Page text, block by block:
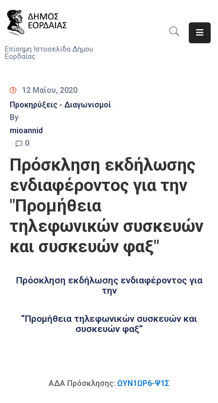
Επίσημη Ιστοσελίδα Δήμου
Εορδαίας
Υπηρεσίες
Του
Δήμου
Προσκλήσεις
Αποφάσεις
Τηλέφωνα
Καιρός
12 Μαΐου, 2020
Προκηρύξεις - Διαγωνισμοί
By
mioannid
0
Πρόσκληση εκδήλωσης
ενδιαφέροντος για την
"Προμήθεια
τηλεφωνικών συσκευών
και συσκευών φαξ"
Πρόσκληση εκδήλωσης ενδιαφέροντος για
την
“Προμήθεια τηλεφωνικών συσκευών και
συσκευών φαξ”
ΑΔΑ Πρόσκλησης: ΩΥΝ1ΩΡ6-Ψ1Σ